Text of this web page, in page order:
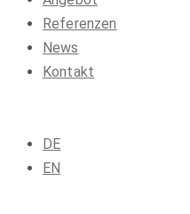
Referenzen
News
Kontakt
DE
EN